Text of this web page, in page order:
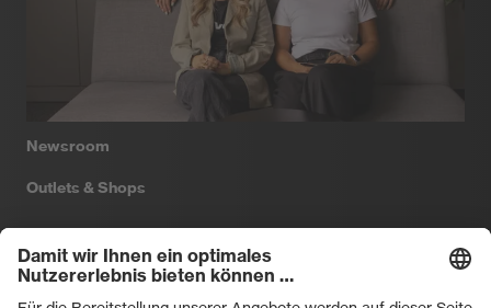
Hinweisgebersystem
Standorte - weltweit
Newsroom
Outlets & Shops
HexArmor
laservision